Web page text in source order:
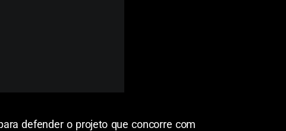
defender o projeto que concorre com